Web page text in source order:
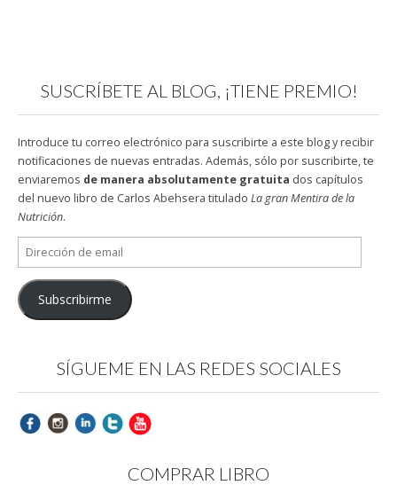
SUSCRÍBETE AL BLOG, ¡TIENE PREMIO!
Introduce tu correo electrónico para suscribirte a este blog y recibir
notificaciones de nuevas entradas. Además, sólo por suscribirte, te
enviaremos de manera absolutamente gratuita dos capítulos
del nuevo libro de Carlos Abehsera titulado La gran Mentira de la
Nutrición.
Dirección
de
email
Subscribirme
SÍGUEME EN LAS REDES SOCIALES
COMPRAR LIBRO